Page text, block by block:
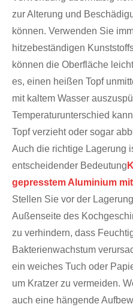
zur Alterung und
können. Verwenden Sie
hitzebeständigen
können die Oberfläche
es, einen heißen Topf
mit kaltem Wasser
Temperaturunterschied
Topf verzieht oder sogar
Auch die richtige Lagerung
entscheidender Bedeutung
gepresstem Aluminium
Stellen Sie vor der
Außenseite des
zu verhindern, dass
Bakterienwachstum
ein weiches Tuch oder
um Kratzer zu vermeiden.
auch eine hängende